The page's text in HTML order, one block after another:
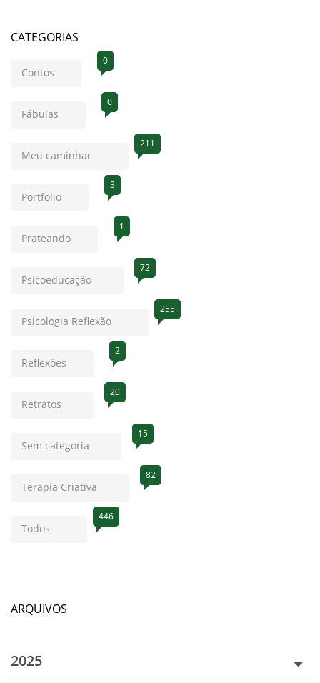
CATEGORIAS
Contos
0
Fábulas
0
Meu caminhar
211
Portfolio
3
Prateando
1
Psicoeducação
72
Psicologia Reflexão
255
Reflexões
2
Retratos
20
Sem categoria
15
Terapia Criativa
82
Todos
446
ARQUIVOS
2025